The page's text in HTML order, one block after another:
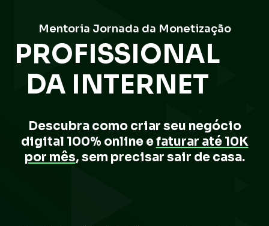
Mentoria Jornada da Monetização
PROFISSIONAL
DA INTERNET
Descubra como criar seu negócio
digital 100% online efaturar até 10K
por mês, sem precisar sair de casa.